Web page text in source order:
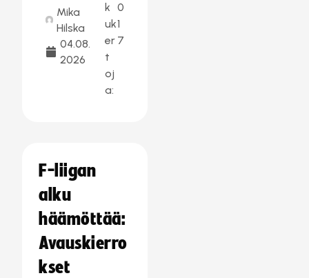
Mika
Hilska
04.08.
2026
k
uk
er
t
oj
a:
0
1
7
F-liigan
alku
häämöttää:
Avauskierro
kset